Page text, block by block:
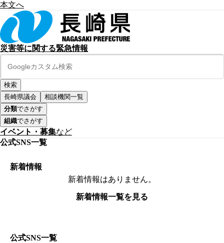
本文へ
災害等に関する緊急情報
長崎県議会
相談機関一覧
分類でさがす
組織でさがす
イベント・募集など
公式SNS一覧
新着情報
新着情報はありません。
新着情報一覧を見る
公式SNS一覧